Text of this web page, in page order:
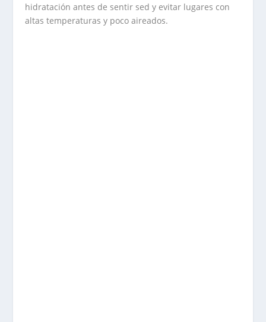
hidratación antes de sentir sed y evitar lugares con
altas temperaturas y poco aireados.